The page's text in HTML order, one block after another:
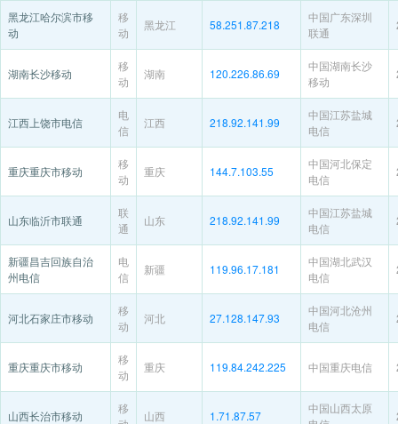
黑龙江哈尔滨市移
动
移
动
黑龙江 58.251.87.218
中国广东深圳
联通
湖南长沙移动
移
动
湖南 120.226.86.69
中国湖南长沙
移动
江西上饶市电信
电
信
江西 218.92.141.99
中国江苏盐城
电信
重庆重庆市移动
移
动
重庆 144.7.103.55
中国河北保定
电信
山东临沂市联通
联
通
山东 218.92.141.99
中国江苏盐城
电信
新疆昌吉回族自治
州电信
电
信
新疆 119.96.17.181
中国湖北武汉
电信
河北石家庄市移动
移
动
河北 27.128.147.93
中国河北沧州
电信
重庆重庆市移动
移
动
重庆 119.84.242.225 中国重庆电信
山西长治市移动
移
山西 1.71.87.57
中国山西太原